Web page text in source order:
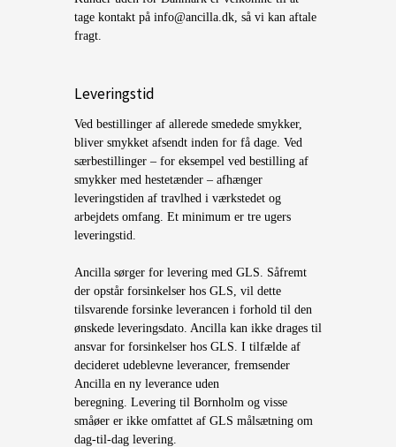
tage kontakt på info@ancilla.dk, så vi kan aftale
fragt.
Leveringstid
Ved bestillinger af allerede smedede smykker,
bliver smykket afsendt inden for få dage. Ved
særbestillinger – for eksempel ved bestilling af
smykker med hestetænder – afhænger
leveringstiden af travlhed i værkstedet og
arbejdets omfang. Et minimum er tre ugers
leveringstid.
Ancilla sørger for levering med GLS. Såfremt
der opstår forsinkelser hos GLS, vil dette
tilsvarende forsinke leverancen i forhold til den
ønskede leveringsdato. Ancilla kan ikke drages til
ansvar for forsinkelser hos GLS. I tilfælde af
decideret udeblevne leverancer, fremsender
Ancilla en ny leverance uden
beregning. Levering til Bornholm og visse
småøer er ikke omfattet af GLS målsætning om
dag-til-dag levering.